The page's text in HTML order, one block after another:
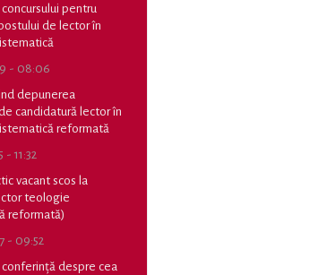
pentru
de lector în
- 08:06
depunerea
candidatură lector în
reformată
- 11:32
vacant scos la
teologie
reformată)
- 09:52
despre cea